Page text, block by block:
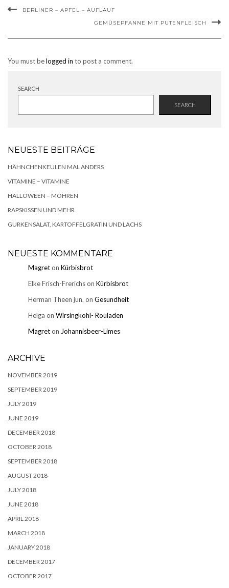
BERLINER – APFEL – AUFLAUF
GEMÜSEPFANNE MIT PUTENFLEISCH
You must belogged in to post a comment.
SEARCH
SEARCH
NEUESTE BEITRÄGE
HÄHNCHENKEULEN MAL ANDERS
VITAMINE – VITAMINE
HALLOWEEN – MÖHREN
RAPSKISSEN UND MEHR
GURKENSALAT, KARTOFFELGRATIN UND LACHS
NEUESTE KOMMENTARE
Magreton Kürbisbrot
Elke Frisch-Frerichson Kürbisbrot
Herman Theen jun. on Gesundheit
Helga on Wirsingkohl- Rouladen
Magreton Johannisbeer-Limes
ARCHIVE
NOVEMBER 2019
SEPTEMBER 2019
JULY 2019
JUNE 2019
DECEMBER 2018
OCTOBER 2018
SEPTEMBER 2018
AUGUST 2018
JULY 2018
JUNE 2018
APRIL 2018
MARCH 2018
JANUARY 2018
DECEMBER 2017
OCTOBER 2017